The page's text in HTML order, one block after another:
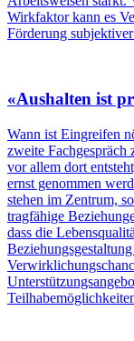
Wirkfaktor kann es
Förderung
«Aushalten ist
Wann ist Eingreifen
zweite Fachgespräch
vor allem dort
ernst genommen
stehen im Zentrum,
tragfähige
dass die